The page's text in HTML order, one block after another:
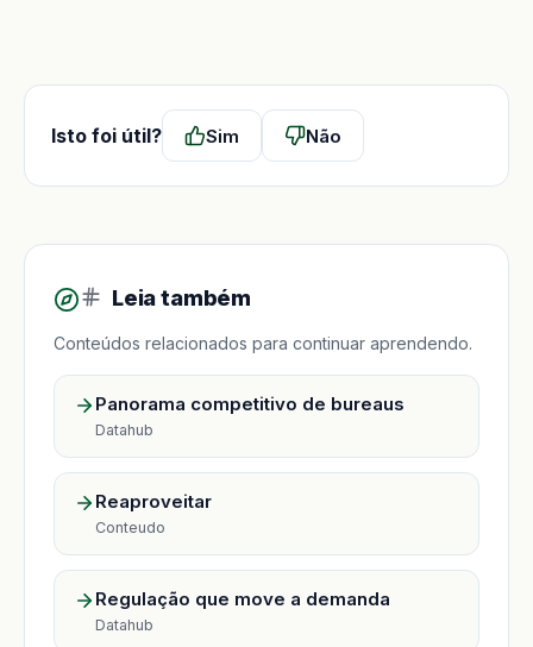
Isto foi útil? Sim Não
Leia também
Conteúdos relacionados para continuar aprendendo.
Panorama competitivo de bureaus
Datahub
Reaproveitar
Conteudo
Regulação que move a demanda
Datahub